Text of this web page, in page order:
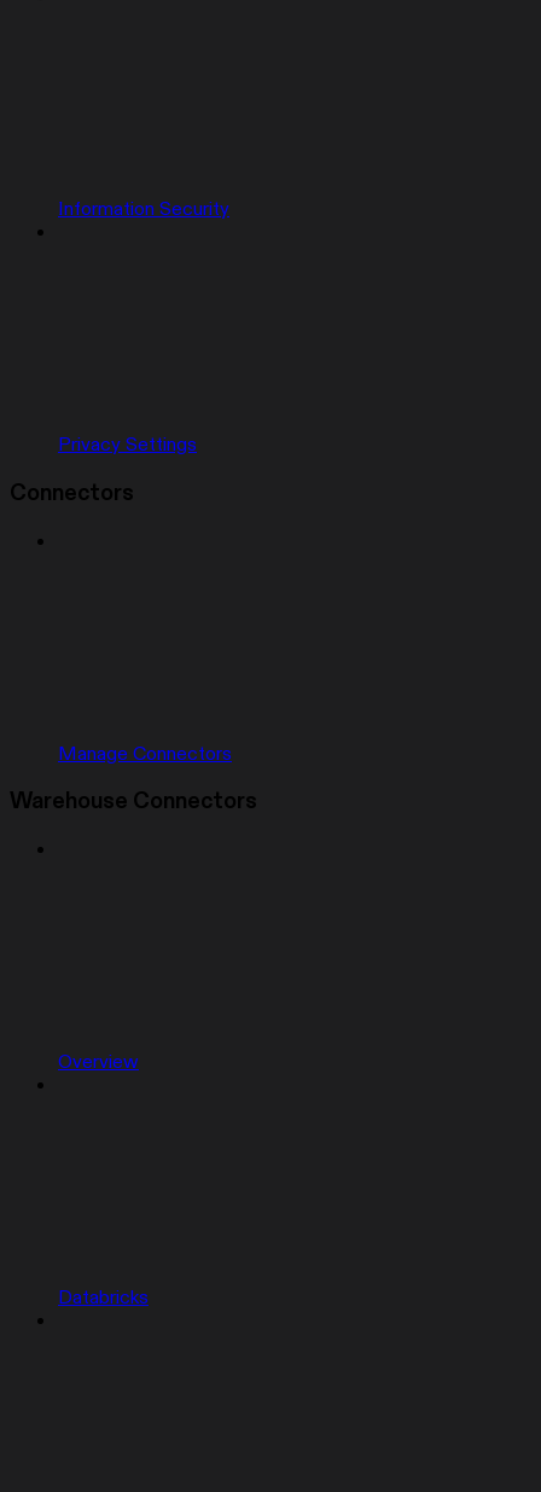
Information Security
Privacy Settings
Connectors
Manage Connectors
Warehouse Connectors
Overview
Databricks